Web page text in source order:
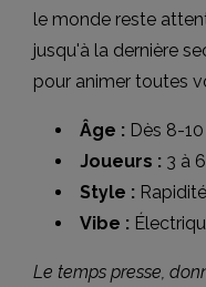
le monde reste
jusqu'à la dernière
pour animer toutes
Âge : Dès 8-
Joueurs : 3 à 6
Style :
Vibe :
Le temps presse,